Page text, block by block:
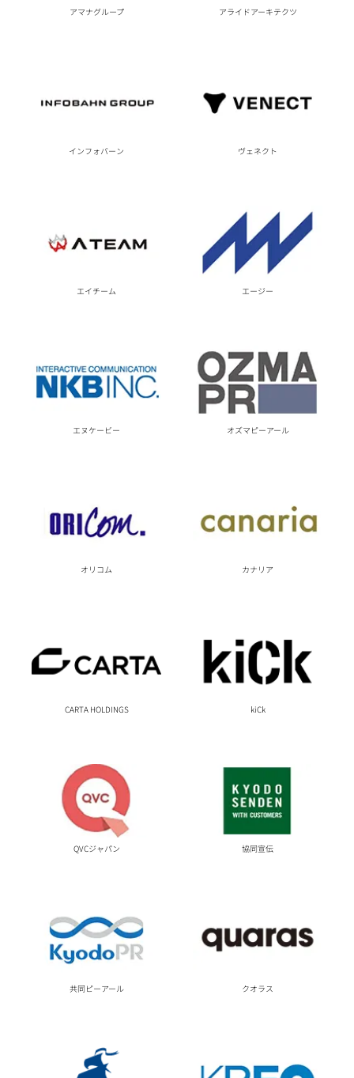
アマナグループ アライドアーキテクツ
インフォバーン ヴェネクト
エイチーム エージー
エヌケービー オズマピーアール
オリコム カナリア
CARTA HOLDINGS kiCk
QVCジャパン 協同宣伝
共同ピーアール クオラス